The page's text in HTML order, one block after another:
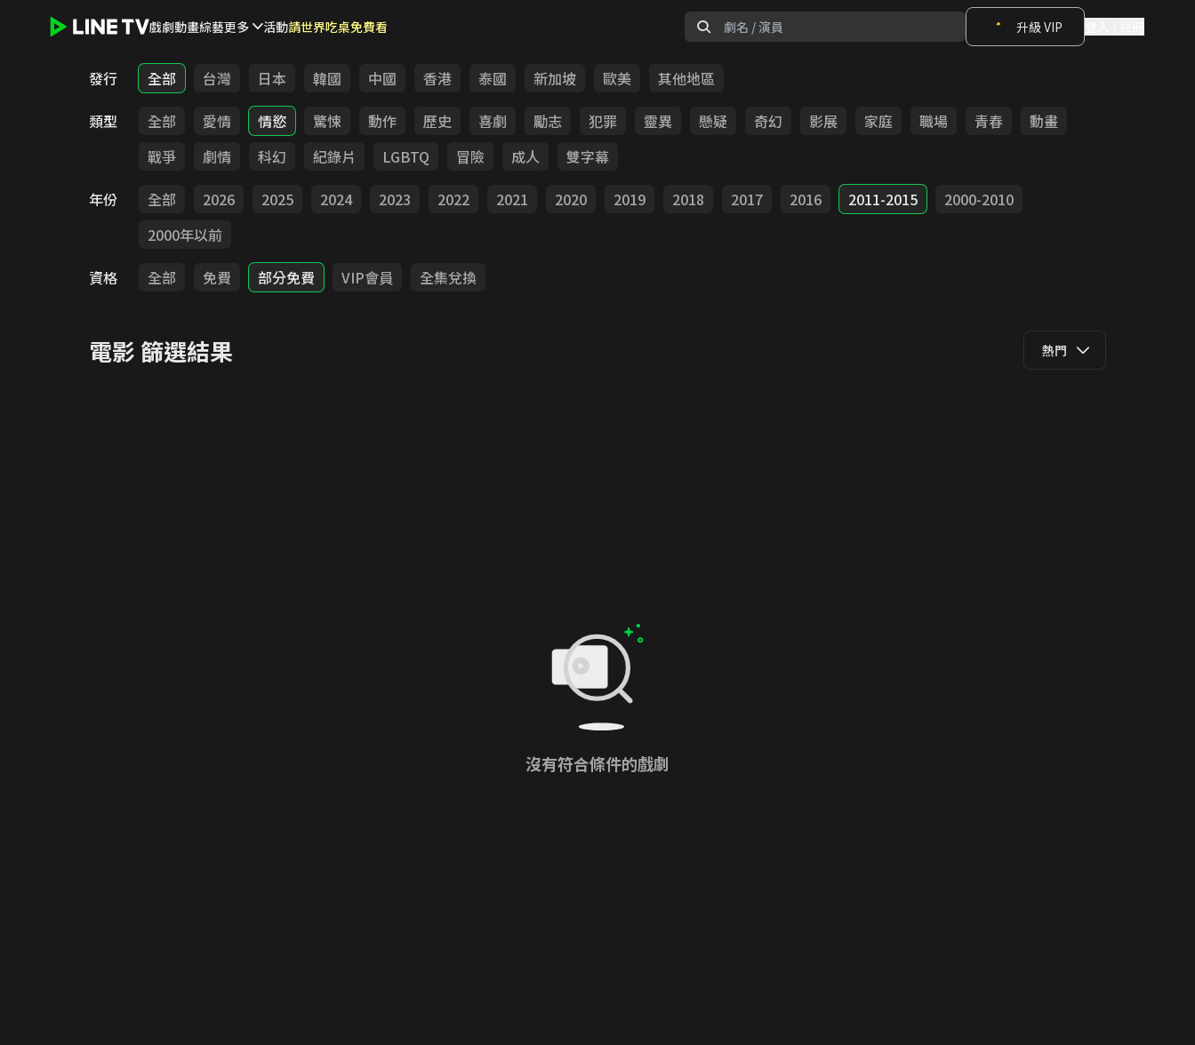
戲劇動畫綜藝更多 活動請世界吃桌免費看 升級 VIP
發行 全部 台灣 日本 韓國 中國 香港 泰國 新加坡 歐美
其他地區
類型
全部 愛情 情慾 驚悚 動作 歷史 喜劇 勵志 犯罪 靈異 懸疑 奇幻 影展 家庭 職場 青春
動畫
戰爭
劇情 科幻 紀錄片 LGBTQ 冒險 成人
雙字幕
年份
全部 2026 2025 2024 2023 2022 2021 2020 2019 2018 2017 2016 2011-2015
2000-2010
2000年以前
資格
全部 免費 部分免費 VIP會員 全集兌換
電影 篩選結果 熱門
沒有符合條件的戲劇